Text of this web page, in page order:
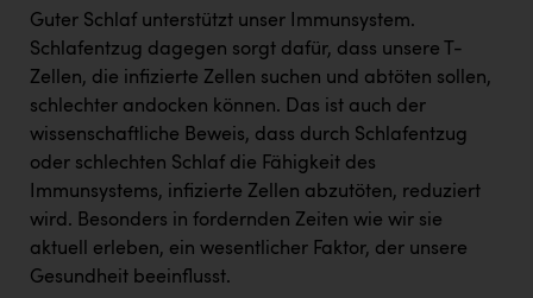
Guter Schlaf unterstützt unser Immunsystem.
Schlafentzug dagegen sorgt dafür, dass unsere T-
Zellen, die infizierte Zellen suchen und abtöten sollen,
schlechter andocken können. Das ist auch der
wissenschaftliche Beweis, dass durch Schlafentzug
oder schlechten Schlaf die Fähigkeit des
Immunsystems, infizierte Zellen abzutöten, reduziert
wird. Besonders in fordernden Zeiten wie wir sie
aktuell erleben, ein wesentlicher Faktor, der unsere
Gesundheit beeinflusst.